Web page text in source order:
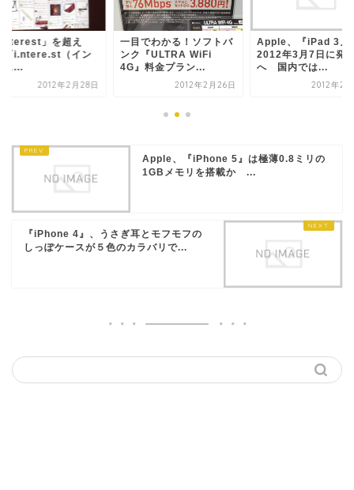
」を超え
『i.ntere.st（イン
ス...
2012年2月28日
一目でわかる！ソフトバ
ンク『ULTRA WiFi
4G』料金プラン...
2012年2月26日
Apple、『iPad 3』
2012年3月7日に発
へ 国内では...
2012年2
Apple、『iPhone 5』は極薄0.8ミリの
1GBメモリを搭載か ...
『iPhone 4』、うさぎ耳とモフモフの
しっぽケースが５色のカラバリで...